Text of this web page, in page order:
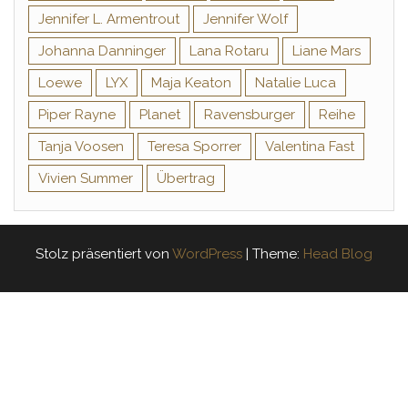
Jennifer L. Armentrout
Jennifer Wolf
Johanna Danninger
Lana Rotaru
Liane Mars
Loewe
LYX Maja Keaton
Natalie Luca
Piper Rayne
Planet Ravensburger
Reihe
Tanja Voosen
Teresa Sporrer
Valentina Fast
Vivien Summer
Übertrag
Stolz präsentiert von WordPress | Theme: Head Blog